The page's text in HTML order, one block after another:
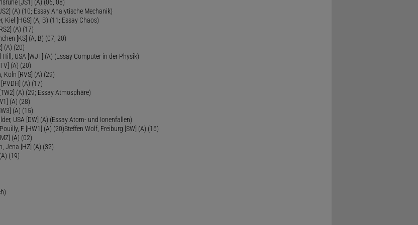
[JS1] (A) (06, 08)
(A) (10; Essay Analytische Mechanik)
Kiel [HGS] (A, B) (11; Essay Chaos)
(A) (17)
[KS] (A, B) (07, 20)
(A) (20)
USA [WJT] (A) (Essay Computer in der Physik)
(A) (20)
Köln [RVS] (A) (29)
(A) (17)
(A) (29; Essay Atmosphäre)
(A) (28)
(A) (15)
USA [DW] (A) (Essay Atom- und Ionenfallen)
F [HW1] (A) (20)Steffen Wolf, Freiburg [SW] (A) (16)
(A) (02)
Jena [HZ] (A) (32)
(19)